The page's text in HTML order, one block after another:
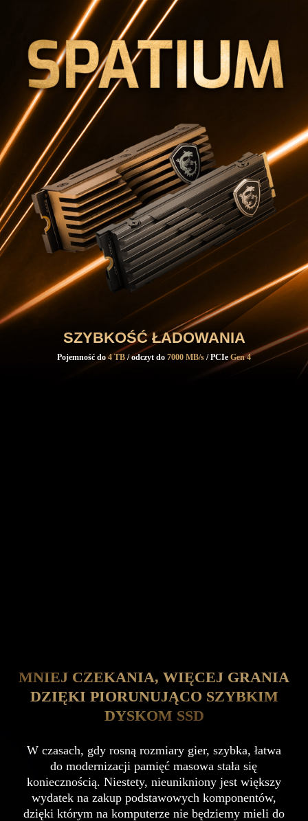
SZYBKOŚĆ ŁADOWANIA
Pojemność do 4 TB / odczyt do 7000 MB/s / PCIe Gen 4
MNIEJ CZEKANIA, WIĘCEJ GRANIA
DZIĘKI PIORUNUJĄCO SZYBKIM
DYSKOM SSD
W czasach, gdy rosną rozmiary gier, szybka, łatwa
do modernizacji pamięć masowa stała się
koniecznością. Niestety, nieunikniony jest większy
wydatek na zakup podstawowych komponentów,
dzięki którym na komputerze nie będziemy mieli do